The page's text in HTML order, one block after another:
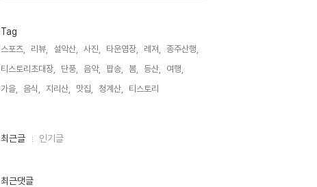
Tag
스포츠, 리뷰, 설악산, 사진, 타운염장, 레져,
종주산행,
티스토리초대장,
단풍, 음악, 팝송, 봄, 등산,
여행,
가을,
음식, 지리산, 맛집, 청계산, 티스토리,
최
인
최근글 인기글
최근댓글